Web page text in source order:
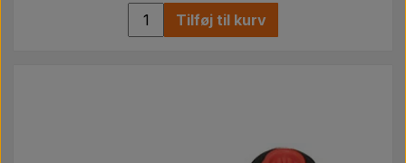
Tilføj til kurv